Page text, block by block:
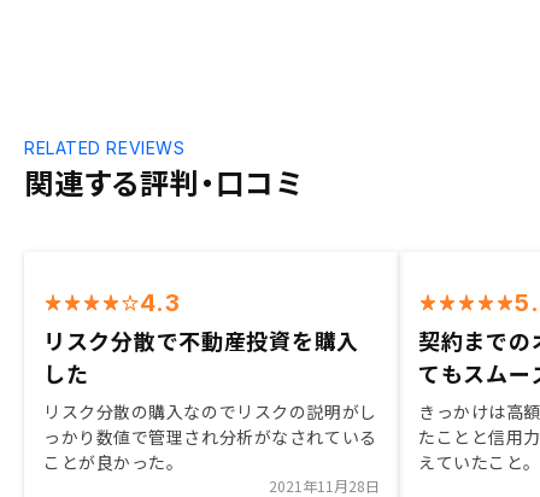
関連する評判・口コミ
RELATED REVIEWS
4.3
リスク分散で不動産投資を購入
した
リスク分散の購入なのでリスクの説明がし
っかり数値で管理され分析がなされている
ことが良かった。
2021年11月28日
契約までの
てもスムー
きっかけは高
たことと信用
えていたこと